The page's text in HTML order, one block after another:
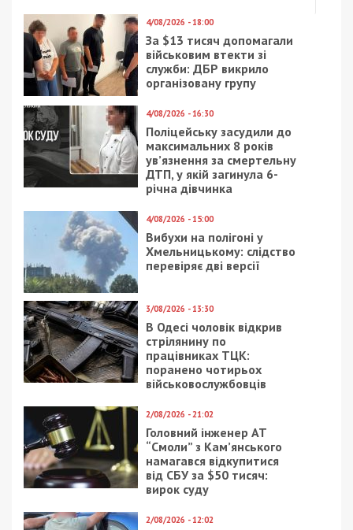
Facebook
Telegram
Twitter
WhatsApp
ViberEmail
Категории:Суспільство| Метки:соцсети
строительство
Рекламні блоки дають нам змогу
залишатися незалежними ЗМІ, а вам -
отримувати найсвіжіші новини під ними.
Приєднуйтесь також до 49000 в Google News. Слідкуйте
за останніми новинами!
Приєднатися